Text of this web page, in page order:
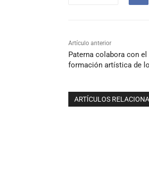
Artículo anterior
Paterna colabora con
formación artística de
ARTÍCULOS